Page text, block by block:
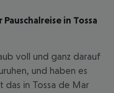
in Tossa
voll und ganz darauf
und haben es
das in Tossa de Mar